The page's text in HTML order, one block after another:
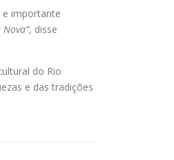
e importante
, disse
do Rio
e das tradições